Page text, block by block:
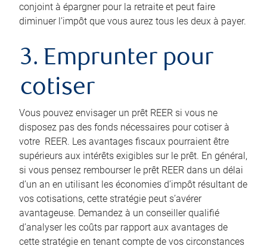
conjoint à épargner pour la retraite et peut faire
diminuer l’impôt que vous aurez tous les deux à payer.
3. Emprunter pour
cotiser
Vous pouvez envisager un prêt REER si vous ne
disposez pas des fonds nécessaires pour cotiser à
votre REER. Les avantages fiscaux pourraient être
supérieurs aux intérêts exigibles sur le prêt. En général,
si vous pensez rembourser le prêt REER dans un délai
d’un an en utilisant les économies d’impôt résultant de
vos cotisations, cette stratégie peut s’avérer
avantageuse. Demandez à un conseiller qualifié
d’analyser les coûts par rapport aux avantages de
cette stratégie en tenant compte de vos circonstances